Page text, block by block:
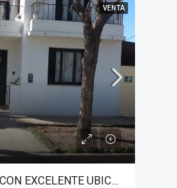
VENTA
CASA FAMILIAR CON EXCELENTE UBICACIÓN EN VENTA, GENERAL LAS HERAS